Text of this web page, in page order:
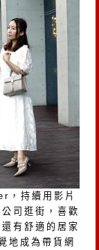
，持續用影片
司逛街，喜歡
有舒適的居家
地成為帶貨網